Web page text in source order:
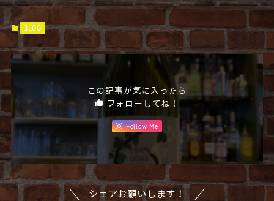
BLOG
この記事が気に入ったら
フォローしてね！
Follow Me
シェアお願いします！